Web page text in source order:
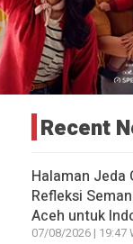
Recent
Halaman Jeda
Refleksi
Aceh untuk
07/08/2026 | 19:47